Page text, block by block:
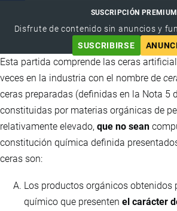
SUSCRIPCIÓN PREMIUM
Disfrute de contenido sin anuncios y
SUSCRIBIRSE
Esta partida comprende las ceras
veces en la industria con el nombre de
ceras preparadas (definidas en la Nota 5
constituidas por materias orgánicas de
relativamente elevado, que no sean
constitución química definida
ceras son:
Los productos orgánicos obtenidos
químico que presenten el carácter